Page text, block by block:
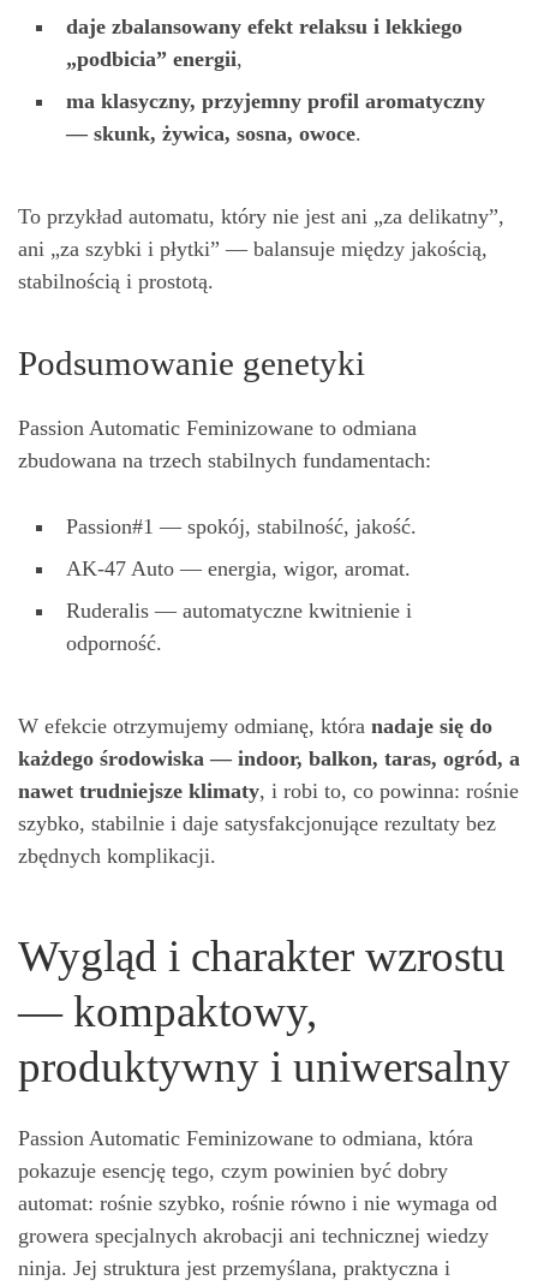
daje zbalansowany efekt relaksu i lekkiego
„podbicia” energii,
ma klasyczny, przyjemny profil aromatyczny
— skunk, żywica, sosna, owoce.
To przykład automatu, który nie jest ani „za delikatny”,
ani „za szybki i płytki” — balansuje między jakością,
stabilnością i prostotą.
Podsumowanie genetyki
Passion Automatic Feminizowane to odmiana
zbudowana na trzech stabilnych fundamentach:
Passion#1 — spokój, stabilność, jakość.
AK-47 Auto — energia, wigor, aromat.
Ruderalis — automatyczne kwitnienie i
odporność.
W efekcie otrzymujemy odmianę, która nadaje się do
każdego środowiska — indoor, balkon, taras, ogród, a
nawet trudniejsze klimaty, i robi to, co powinna: rośnie
szybko, stabilnie i daje satysfakcjonujące rezultaty bez
zbędnych komplikacji.
Wygląd i charakter wzrostu
— kompaktowy,
produktywny i uniwersalny
Passion Automatic Feminizowane to odmiana, która
pokazuje esencję tego, czym powinien być dobry
automat: rośnie szybko, rośnie równo i nie wymaga od
growera specjalnych akrobacji ani technicznej wiedzy
ninja. Jej struktura jest przemyślana, praktyczna i